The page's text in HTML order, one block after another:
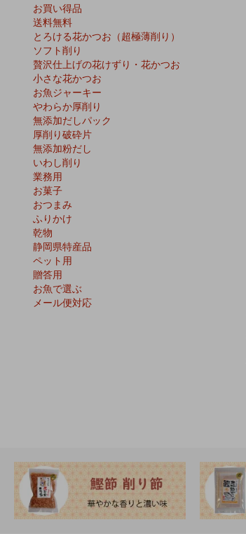
お買い得品
送料無料
とろける花かつお（超極薄削り）
ソフト削り
贅沢仕上げの花けずり・花かつお
小さな花かつお
お魚ジャーキー
やわらか厚削り
無添加だしパック
厚削り破砕片
無添加粉だし
いわし削り
業務用
お菓子
おつまみ
ふりかけ
乾物
静岡県特産品
ペット用
贈答用
お魚で選ぶ
メール便対応